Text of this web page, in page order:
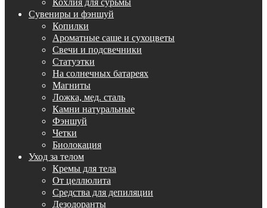
Сувениры и фэншуй
Копилки
Ароматные саше и сухоцветы
Свечи и подсвечники
Статуэтки
На солнечных батареях
Магниты
Ложка, мед. сталь
Камни натуральные
Фэншуй
Четки
Биолокация
Уход за телом
Кремы для тела
От целлюлита
Средства для депиляции
Дезодоранты